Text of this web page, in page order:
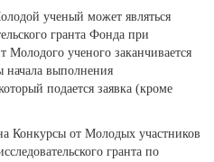
ученый может являться
гранта Фонда при
ученого заканчивается
начала выполнения
подается заявка (кроме
Конкурсы от Молодых участников
гранта по